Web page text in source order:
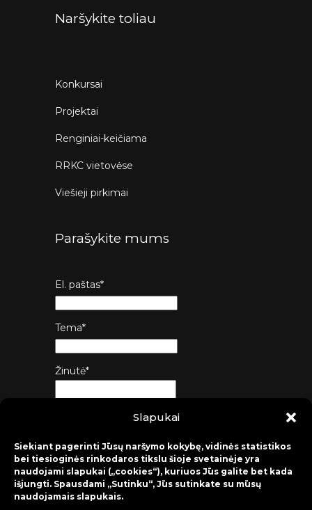
Slapukai
Siekiant pagerinti Jūsų naršymo kokybę, vidinės statistikos
bei tiesioginės rinkodaros tikslu šioje svetainėje yra
naudojami slapukai („cookies“), kuriuos Jūs galite bet kada
išjungti. Spausdami „Sutinku“, Jūs sutinkate su mūsų
naudojamais slapukais.
Naršykite toliau
Konkursai
Projektai
Renginiai-keičiama
RRKC vietovėse
Viešieji pirkimai
Parašykite mums
El. paštas*
Tema*
Žinutė*